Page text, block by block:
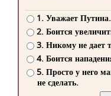
1. Уважает Путина.
2. Боится
3. Никому не дает
4. Боится
5. Просто у него
не сделать.